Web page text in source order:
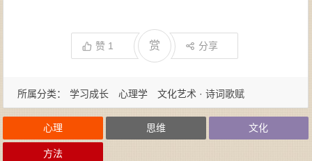
赞 1 赏 分享
所属分类： 学习成长 心理学 文化艺术 · 诗词歌赋
心理 思维 文化
方法